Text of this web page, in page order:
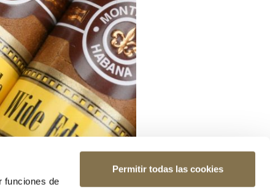
funciones de
Permitir todas las cookies